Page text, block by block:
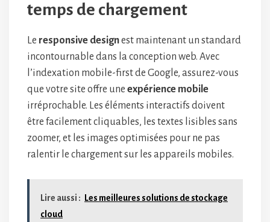
temps de chargement
Le responsive designest maintenant un standard
incontournable dans la conception web. Avec
l’indexation mobile-first de Google, assurez-vous
que votre site offre une expérience mobile
irréprochable. Les éléments interactifs doivent
être facilement cliquables, les textes lisibles sans
zoomer, et les images optimisées pour ne pas
ralentir le chargement sur les appareils mobiles.
Lire aussi :
Les meilleures solutions de stockage
cloud